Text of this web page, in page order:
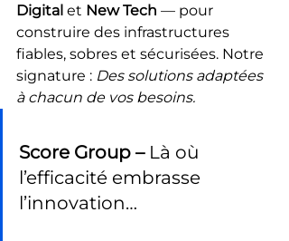
Digital et New Tech — pour
construire des infrastructures
fiables, sobres et sécurisées. Notre
signature : Des solutions adaptées
à chacun de vos besoins.
Score Group – Là où
l’efficacité embrasse
l’innovation…